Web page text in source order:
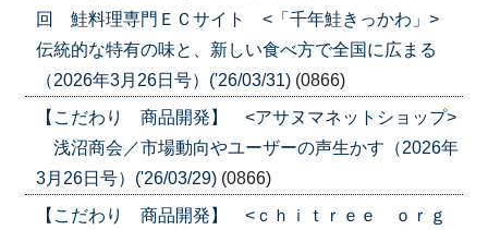
回 鮭料理専門ＥＣサイト <「千年鮭きっかわ」>
伝統的な特有の味と、新しい食べ方で全国に広まる
（2026年3月26日号）('26/03/31) (0866)
【こだわり 商品開発】 <アサヌマネットショップ>
浅沼商会／市場動向やユーザーの声生かす（2026年
3月26日号）('26/03/29) (0866)
【こだわり 商品開発】 <ｃｈｉｔｒｅｅ ｏｒｇ